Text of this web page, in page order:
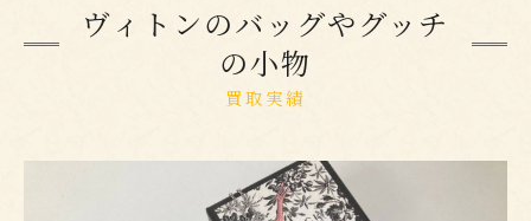
買取実績
ヴィトンのバッグやグッチ
の小物